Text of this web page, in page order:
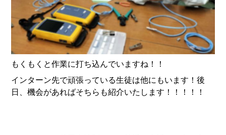
もくもくと作業に打ち込んでいますね！！
インターン先で頑張っている生徒は他にもいます！後
日、機会があればそちらも紹介いたします！！！！！